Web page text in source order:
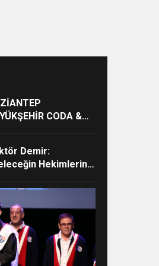
CODA &
HEYECANI
Demir:
Hekimlerini
Altyapıyla